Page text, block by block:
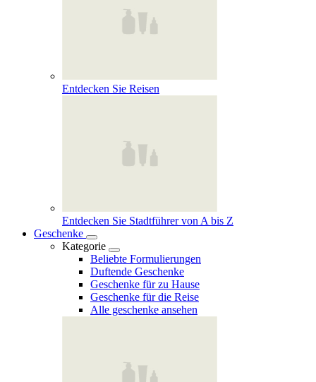
Entdecken Sie Reisen
Entdecken Sie Stadtführer von A bis Z
Geschenke
Kategorie
Beliebte Formulierungen
Duftende Geschenke
Geschenke für zu Hause
Geschenke für die Reise
Alle geschenke ansehen